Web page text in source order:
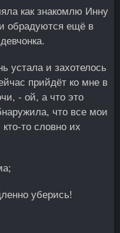
как знакомлю Инну
обрадуются ещё в
устала и захотелось
прийдёт ко мне в
- ой, а что это
что все мои
то словно их
уберись!